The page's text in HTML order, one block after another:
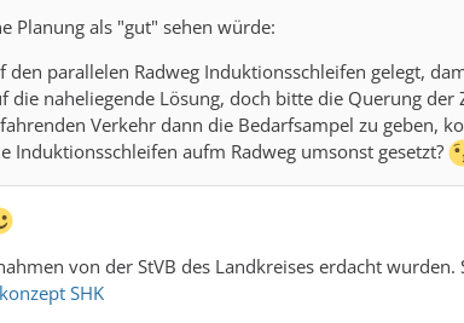
Planung als "gut" sehen würde:
den parallelen Radweg Induktionsschleifen gelegt,
die naheliegende Lösung, doch bitte die Querung
Verkehr dann die Bedarfsampel zu geben,
Induktionsschleifen aufm Radweg umsonst gesetzt?
von der StVB des Landkreises erdacht
SHK